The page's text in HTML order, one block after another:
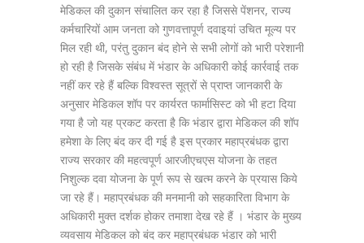
मेडिकल की दुकान संचालित कर रहा है जिससे पेंशनर, राज्य
कर्मचारियों आम जनता को गुणवत्तापूर्ण दवाइयां उचित मूल्य पर
मिल रही थी, परंतु दुकान बंद होने से सभी लोगों को भारी परेशानी
हो रही है जिसके संबंध में भंडार के अधिकारी कोई कार्रवाई तक
नहीं कर रहे हैं बल्कि विश्वस्त सूत्रों से प्राप्त जानकारी के
अनुसार मेडिकल शॉप पर कार्यरत फार्मासिस्ट को भी हटा दिया
गया है जो यह प्रकट करता है कि भंडार द्वारा मेडिकल की शॉप
हमेशा के लिए बंद कर दी गई है इस प्रकार महाप्रबंधक द्वारा
राज्य सरकार की महत्वपूर्ण आरजीएचएस योजना के तहत
निशुल्क दवा योजना के पूर्ण रूप से खत्म करने के प्रयास किये
जा रहे हैं। महाप्रबंधक की मनमानी को सहकारिता विभाग के
अधिकारी मुक्त दर्शक होकर तमाशा देख रहे हैं । भंडार के मुख्य
व्यवसाय मेडिकल को बंद कर महाप्रबंधक भंडार को भारी